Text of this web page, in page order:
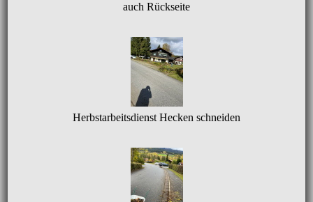
auch Rückseite
Herbstarbeitsdienst Hecken schneiden